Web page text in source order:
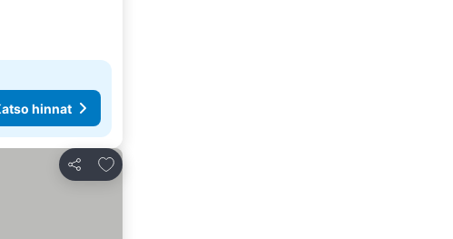
hinnat
Jaa
Lisää suosikkeihin